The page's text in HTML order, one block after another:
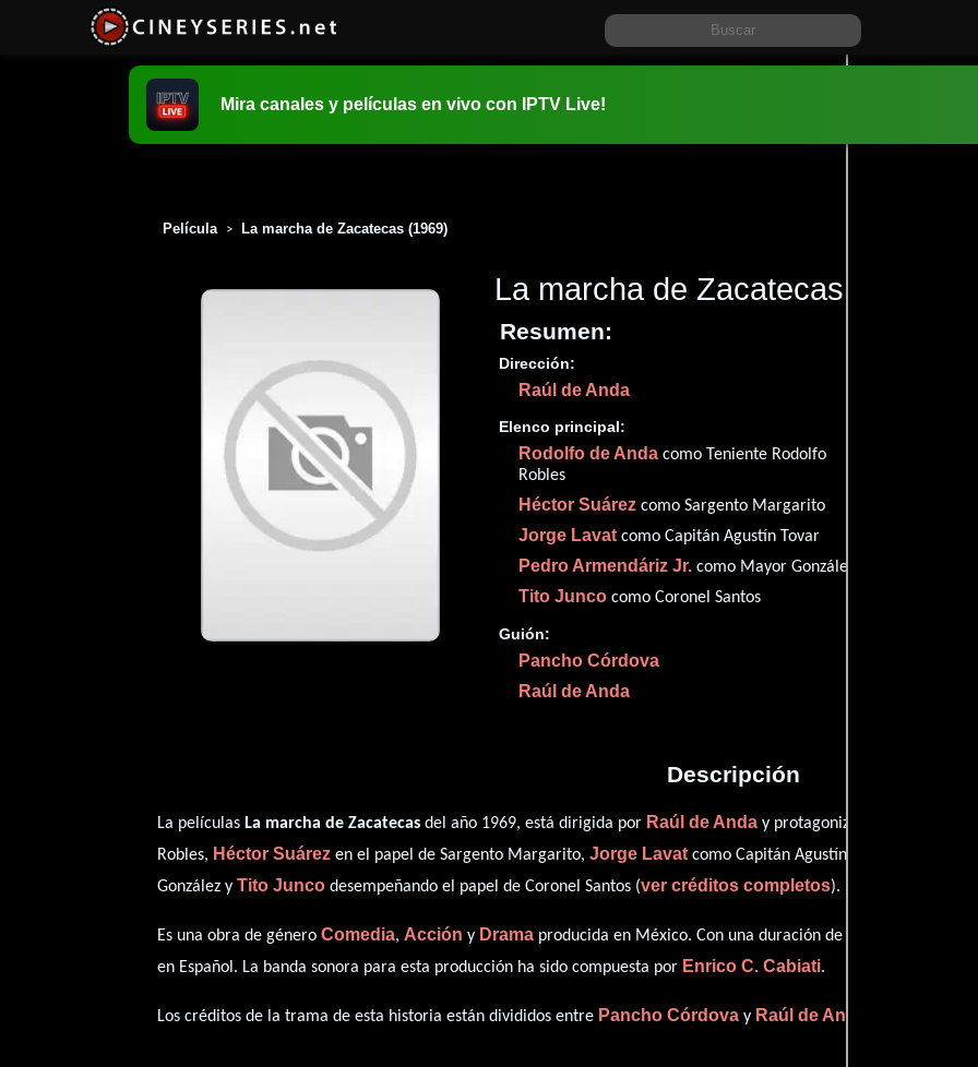
Mira canales y películas en vivo con IPTV Live!
Película > La marcha de Zacatecas (1969)
La marcha de Zacatecas
Resumen:
Dirección:
Raúl de Anda
Elenco principal:
Rodolfo de Anda como Teniente Rodolfo
Robles
Héctor Suárez como Sargento Margarito
Jorge Lavatcomo Capitán Agustín Tovar
Pedro Armendáriz Jr. como Mayor González
Tito Junco como Coronel Santos
Guión:
Pancho Córdova
Raúl de Anda
01 hr 30
Descripción
La películas La marcha de Zacatecas del año 1969, está dirigida por Raúl de Anda y protagonizada por
Robles, Héctor Suárez en el papel de Sargento Margarito,Jorge Lavatcomo Capitán Agustín Tovar,
González y Tito Junco desempeñando el papel de Coronel Santos (ver créditos completos).
Es una obra de géneroComedia,Acción y Drama producida en México. Con una duración de 01 hr 30 min (90
en Español . La banda sonora para esta producción ha sido compuesta por Enrico C. Cabiati.
Los créditos de la trama de esta historia están divididos entre Pancho Córdova y Raúl de Anda